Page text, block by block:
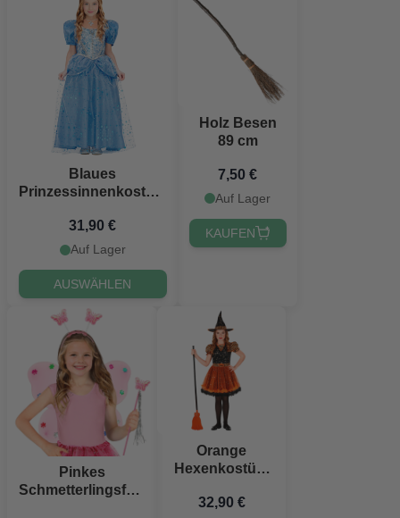
Blaues
Prinzessinnenkostüm
31,90 €
Auf Lager
AUSWÄHLEN
Holz Besen
89 cm
7,50 €
Auf Lager
KAUFEN
Pinkes
Schmetterlingsfee-
Orange
Hexenkostüm
32,90 €